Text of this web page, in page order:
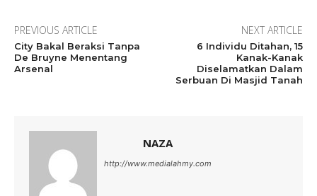
PREVIOUS ARTICLE
City Bakal Beraksi Tanpa
De Bruyne Menentang
Arsenal
NEXT ARTICLE
6 Individu Ditahan, 15
Kanak-Kanak
Diselamatkan Dalam
Serbuan Di Masjid Tanah
NAZA
http://www.medialahmy.com